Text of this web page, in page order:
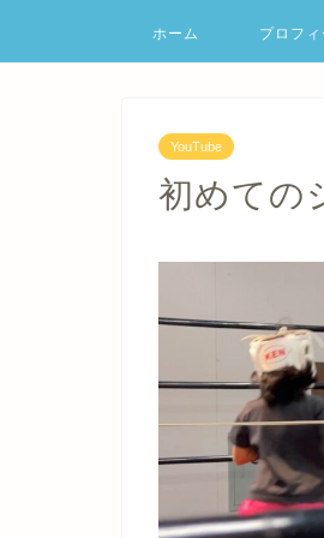
ホーム プロフ
YouTube
初めての